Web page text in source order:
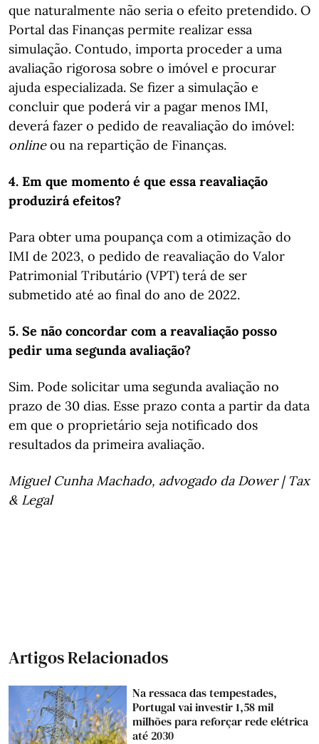
que naturalmente não seria o efeito pretendido. O
Portal das Finanças permite realizar essa
simulação. Contudo, importa proceder a uma
avaliação rigorosa sobre o imóvel e procurar
ajuda especializada. Se fizer a simulação e
concluir que poderá vir a pagar menos IMI,
deverá fazer o pedido de reavaliação do imóvel:
onlineou na repartição de Finanças.
4. Em que momento é que essa reavaliação
produzirá efeitos?
Para obter uma poupança com a otimização do
IMI de 2023, o pedido de reavaliação do Valor
Patrimonial Tributário (VPT) terá de ser
submetido até ao final do ano de 2022.
5. Se não concordar com a reavaliação posso
pedir uma segunda avaliação?
Sim. Pode solicitar uma segunda avaliação no
prazo de 30 dias. Esse prazo conta a partir da data
em que o proprietário seja notificado dos
resultados da primeira avaliação.
Miguel Cunha Machado, advogado da Dower | Tax
& Legal
Artigos Relacionados
Na ressaca das tempestades,
Portugal vai investir 1,58 mil
milhões para reforçar rede elétrica
até 2030